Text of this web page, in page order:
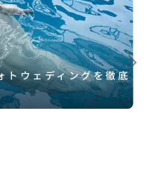
トウェディングを徹底